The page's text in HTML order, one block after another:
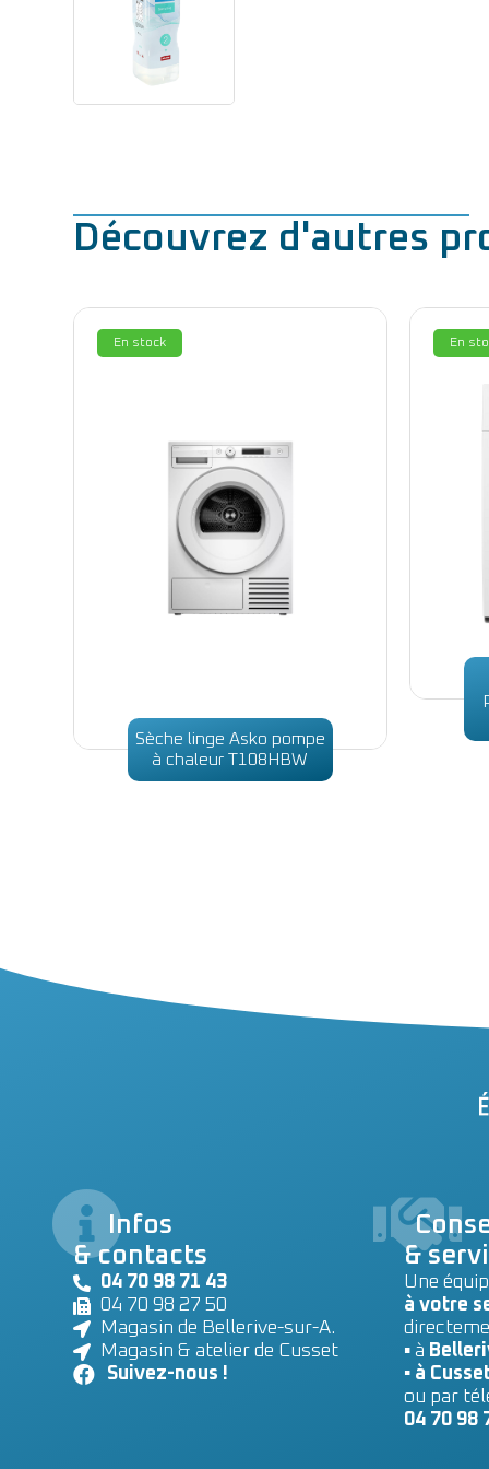
Découvrez d'autres
En stock
Sèche linge Asko pompe
à chaleur T108HBW
En
Infos
& contacts
04 70 98 71 43
04 70 98 27 50
Magasin de Bellerive-sur-A.
Magasin & atelier de Cusset
Suivez-nous !
&
Une
à votre
▪ à
▪ à
ou par
04 70 98